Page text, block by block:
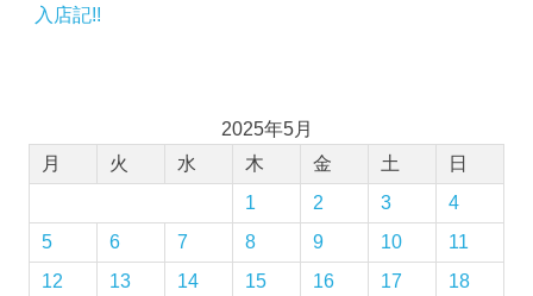
入店記!!
2025年5月
月
火 水 木 金 土
日
1
2 3
4
5
6 7 8 9 10
11
12
13 14 15 16 17
18